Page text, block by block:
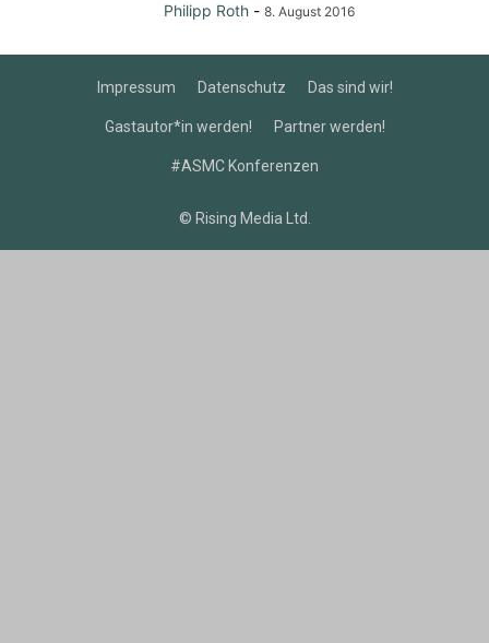
Philipp Roth - 8. August 2016
Impressum Datenschutz Das sind wir!
Gastautor*in werden! Partner werden!
#ASMC Konferenzen
© Rising Media Ltd.